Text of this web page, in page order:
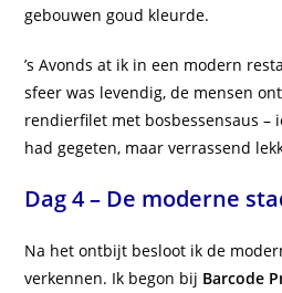
gebouwen goud kleurde.
’s Avonds at ik in een modern
sfeer was levendig, de mensen
rendierfilet met bosbessensaus –
had gegeten, maar verrassend
Dag 4 – De moderne
Na het ontbijt besloot ik de
verkennen. Ik begon bij Barcode